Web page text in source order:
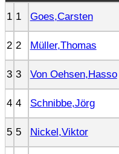
1 1 Goes,Carsten
2 2 Müller,Thomas
3 3 Von Oehsen,Hasso
4 4 Schnibbe,Jörg
5 5 Nickel,Viktor